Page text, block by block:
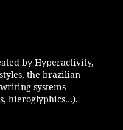
by Hyperactivity,
the brazilian
systems
hieroglyphics…).